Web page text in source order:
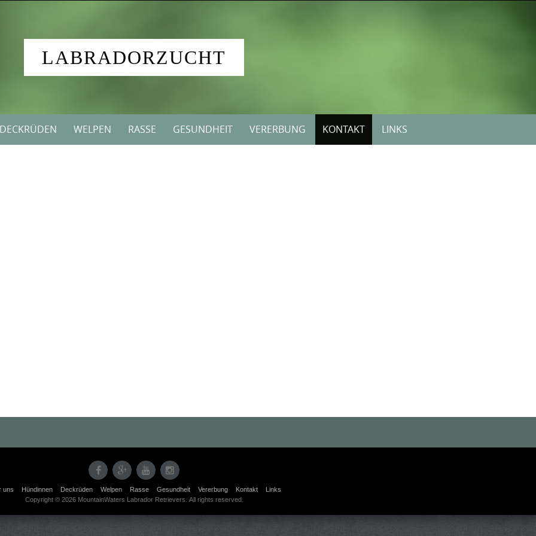
LABRADORZUCHT
DECKRÜDEN WELPEN RASSE GESUNDHEIT VERERBUNG KONTAKT LINKS
uns Hündinnen Deckrüden Welpen Rasse Gesundheit Vererbung Kontakt
Links
Copyright © 2026 MountainWaters Labrador Retrievers. All rights reserved.